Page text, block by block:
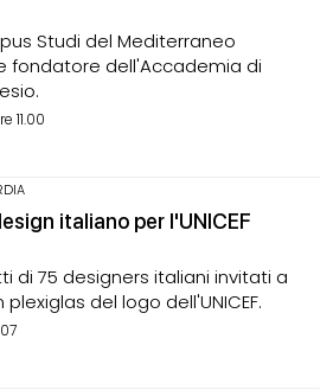
Studi del Mediterraneo
fondatore dell'Accademia di
11.00
italiano per l'UNICEF
di 75 designers italiani invitati a
del logo dell'UNICEF.